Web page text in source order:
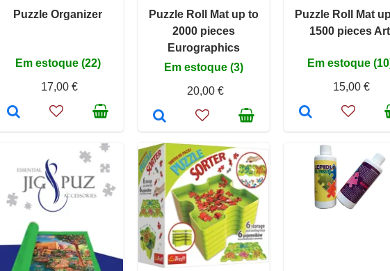
Puzzle Organizer
Em estoque (22)
17,00 €
Puzzle Roll Mat up to
2000 pieces
Eurographics
Em estoque (3)
20,00 €
Puzzle Roll Mat
1500 pieces Art
Em estoque
15,00 €